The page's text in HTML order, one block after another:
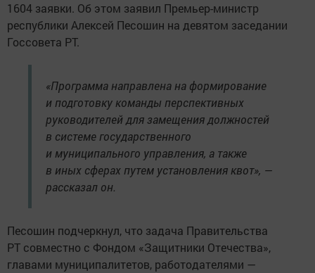
1604 заявки. Об этом заявил Премьер-министр
республики Алексей Песошин на девятом заседании
Госсовета РТ.
«Программа направлена на формирование
и подготовку команды перспективных
руководителей для замещения должностей
в системе государственного
и муниципального управления, а также
в иных сферах путем установления квот», —
рассказал он.
Песошин подчеркнул, что задача Правительства
РТ совместно с Фондом «Защитники Отечества»,
главами муниципалитетов, работодателями —